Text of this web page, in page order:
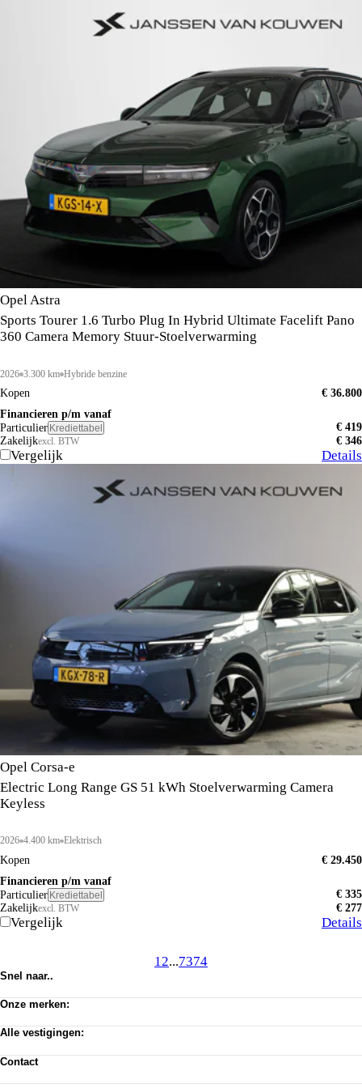
Opel Astra
Sports Tourer 1.6 Turbo Plug In Hybrid Ultimate Facelift Pano
360 Camera Memory Stuur-Stoelverwarming
2026 3.300 km Hybride benzine
Kopen
€ 36.800
Financieren p/m vanaf
Particulier Krediettabel
€ 419
Zakelijkexcl. BTW € 346
Vergelijk Details
Opel Corsa-e
Electric Long Range GS 51 kWh Stoelverwarming Camera
Keyless
2026 4.400 km Elektrisch
Kopen
€ 29.450
Financieren p/m vanaf
Particulier Krediettabel
€ 335
Zakelijkexcl. BTW € 277
Vergelijk Details
12...7374
Snel naar..
Werkplaats afspraak
Privacy verklaring
Cookie toestemming wijzigen
Onze merken:
Alfa Romeo
Dongfeng
Jeep
Alle vestigingen:
Almere Occasion
Contact